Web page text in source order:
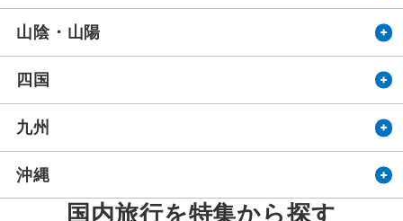
山陰・山陽
四国
九州
沖縄
国内旅行を特集から探す